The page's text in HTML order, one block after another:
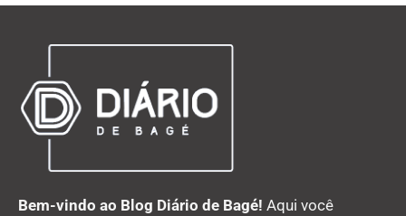
Bem-vindo ao Blog Diário de Bagé! Aqui você